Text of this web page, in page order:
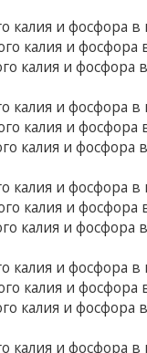
калия и фосфора в
калия и фосфора
калия и фосфора
калия и фосфора в
калия и фосфора
калия и фосфора
калия и фосфора в
калия и фосфора
калия и фосфора
калия и фосфора в
калия и фосфора
калия и фосфора
калия и фосфора в